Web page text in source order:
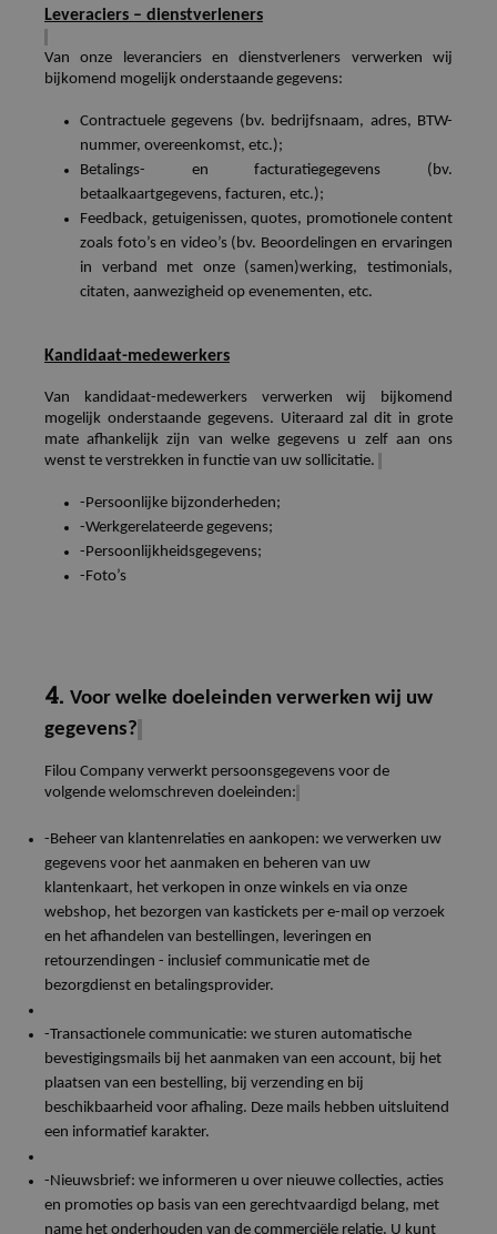
Leveraciers – dienstverleners
Van onze leveranciers en dienstverleners verwerken wij
bijkomend mogelijk onderstaande gegevens:
Contractuele gegevens (bv. bedrijfsnaam, adres, BTW-
nummer, overeenkomst, etc.);
Betalings- en facturatiegegevens (bv.
betaalkaartgegevens, facturen, etc.);
Feedback, getuigenissen, quotes, promotionele content
zoals foto’s en video’s (bv. Beoordelingen en ervaringen
in verband met onze (samen)werking,
testimonials,
citaten, aanwezigheid op evenementen, etc.
Kandidaat-medewerkers
Van kandidaat-medewerkers verwerken wij bijkomend
mogelijk onderstaande gegevens. Uiteraard zal dit in grote
mate afhankelijk zijn van welke gegevens u zelf aan ons
wenst te verstrekken in functie van uw sollicitatie.
-Persoonlijke bijzonderheden;
-Werkgerelateerde gegevens;
-Persoonlijkheidsgegevens;
-Foto’s
4. Voor welke doeleinden verwerken wij uw
gegevens?
Filou Company verwerkt persoonsgegevens voor de
volgende welomschreven doeleinden:
-Beheer van klantenrelaties en aankopen: we verwerken uw
gegevens voor het aanmaken en beheren van uw
klantenkaart, het verkopen in onze winkels en via onze
webshop, het bezorgen van kastickets per e-mail op verzoek
en het afhandelen van bestellingen, leveringen en
retourzendingen - inclusief communicatie met de
bezorgdienst en betalingsprovider.
-Transactionele communicatie: we sturen automatische
bevestigingsmails bij het aanmaken van een account, bij het
plaatsen van een bestelling, bij verzending en bij
beschikbaarheid voor afhaling. Deze mails hebben uitsluitend
een informatief karakter.
-Nieuwsbrief: we informeren u over nieuwe collecties, acties
en promoties op basis van een gerechtvaardigd belang, met
name het onderhouden van de commerciële relatie. U kunt